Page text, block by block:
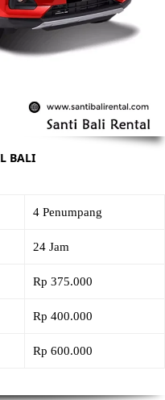
BALI
4 Penumpang
24 Jam
Rp 375.000
Rp 400.000
Rp 600.000